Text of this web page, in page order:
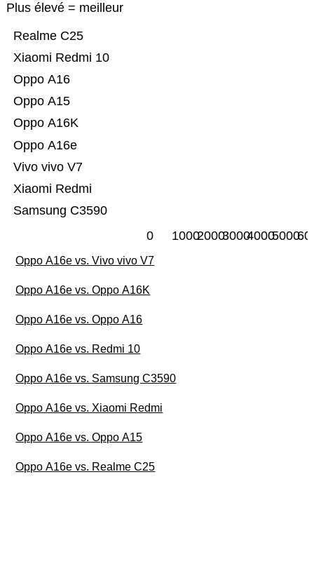
Plus élevé = meilleur
Samsung C3590
Xiaomi Redmi
Vivo vivo V7
Oppo A16e
Oppo A16K
Oppo A15
Oppo A16
Xiaomi Redmi 10
Realme C25
0 10002000300040005000
Oppo A16e vs. Vivo vivo V7
Oppo A16e vs. Oppo A16K
Oppo A16e vs. Oppo A16
Oppo A16e vs. Redmi 10
Oppo A16e vs. Samsung C3590
Oppo A16e vs. Xiaomi Redmi
Oppo A16e vs. Oppo A15
Oppo A16e vs. Realme C25